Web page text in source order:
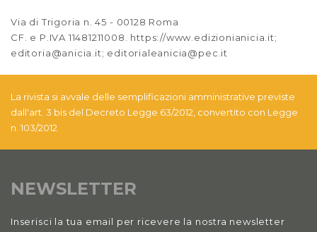
Via di Trigoria n. 45 - 00128 Roma
CF. e P.IVA 11481211008. https://www.edizionianicia.it;
editoria@anicia.it; editorialeanicia@pec.it
La rivista si avvale delle semplificazioni amministrative previste
dall'art. 3 bis del Decreto Legge 63/2012, convertito con Legge
n. 103/2012
NEWSLETTER
Inserisci la tua email per ricevere la nostra newsletter